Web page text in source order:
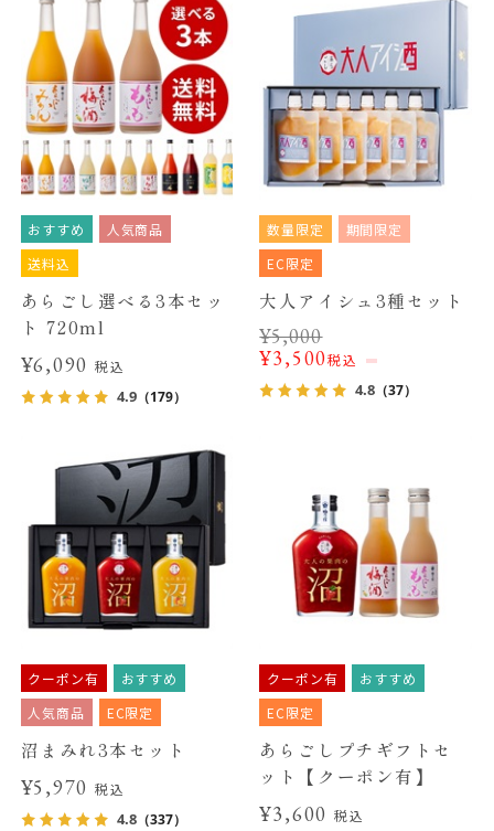
おすすめ
人気商品
送料込
あらごし選べる3本セッ
ト 720ml
¥6,090税込
4.9（179）
数量限定
期間限定
EC限定
大人アイシュ3種セット
¥5,000
¥3,500税込
4.8 （37）
クーポン有
おすすめ
人気商品
EC限定
沼まみれ3本セット
¥5,970税込
4.8（337）
クーポン有
おすすめ
EC限定
あらごしプチギフトセ
ット【クーポン有】
¥3,600 税込